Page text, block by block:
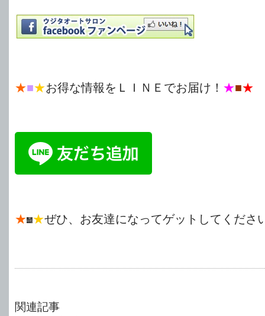
★■★お得な情報をＬＩＮＥでお届け！ ★■★
★ ★ぜひ、お友達になってゲットしてくださ
関連記事